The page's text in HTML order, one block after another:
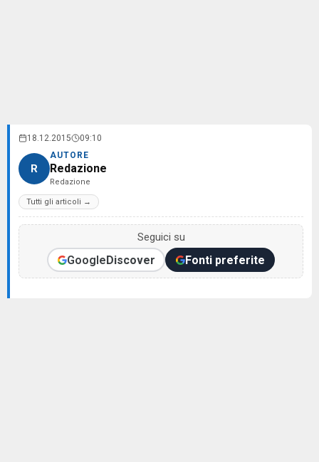
18.12.2015 09:10
R
AUTORE
Redazione
Redazione
Tutti gli articoli →
Seguici su
GoogleDiscover Fonti preferite